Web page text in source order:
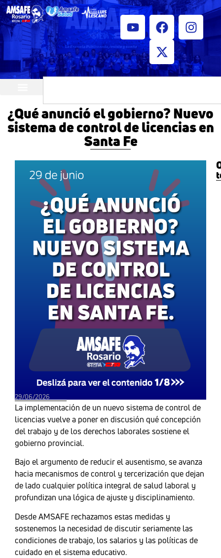
¿Qué anunció el gobierno? Nuevo
sistema de control de licencias en
Santa Fe
29/06/2026
La implementación de un nuevo sistema de control de
licencias vuelve a poner en discusión qué concepción
del trabajo y de los derechos laborales sostiene el
gobierno provincial.
Bajo el argumento de reducir el ausentismo, se avanza
hacia mecanismos de control y tercerización que dejan
de lado cualquier política integral de salud laboral y
profundizan una lógica de ajuste y disciplinamiento.
Desde AMSAFE rechazamos estas medidas y
sostenemos la necesidad de discutir seriamente las
condiciones de trabajo, los salarios y las políticas de
cuidado en el sistema educativo.